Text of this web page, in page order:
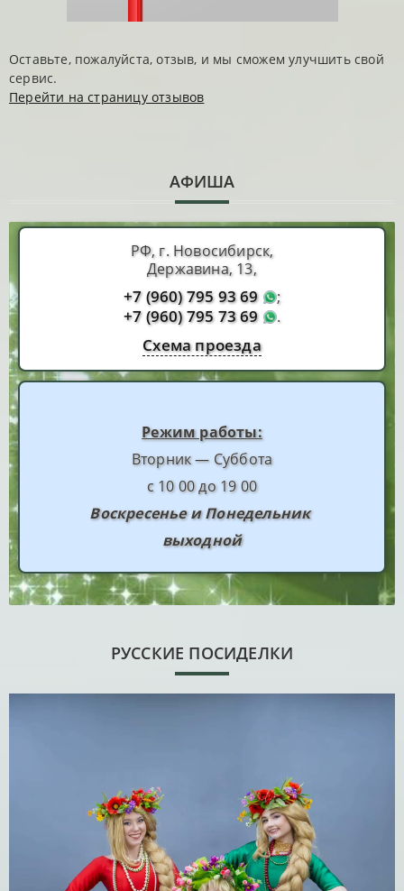
Оставьте, пожалуйста, отзыв, и мы сможем улучшить свой
сервис.
Перейти на страницу отзывов
АФИША
РФ, г. Новосибирск,
Державина, 13,
+7 (960) 795 93 69 ;
+7 (960) 795 73 69 .
Схема проезда
Режим работы:
Вторник — Суббота
с 10 00 до 19 00
Воскресенье и Понедельник
выходной
РУССКИЕ ПОСИДЕЛКИ